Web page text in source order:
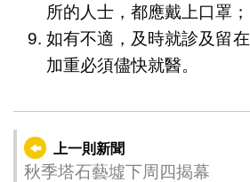
所的人士，都應戴上口罩；
如有不適，及時就診及留
加重必須儘快就醫。
上一則新聞
秋季塔石藝墟下周四揭幕